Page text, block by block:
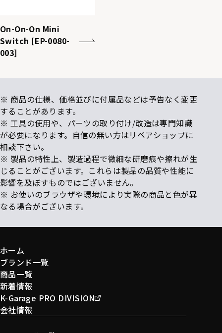
On-On-On Mini
Switch [EP-0080-
003]
※ 商品の仕様、価格並びに付属品などは予告なく変更
することがあります。
※ 工具の使用や、パーツの取り付け/改造は専門知識
が必要になります。自信の無い方はリペアショップに
相談下さい。
※ 製品の特性上、製造過程で微細な研磨痕や擦れが生
じることがございます。これらは製品の品質や性能に
影響を及ぼすものではございません。
※ お使いのブラウザや環境により実際の商品と色が異
なる場合がございます。
ホーム
ブランド一覧
商品一覧
新着情報
K-Garage PRO DIVISION
会社情報